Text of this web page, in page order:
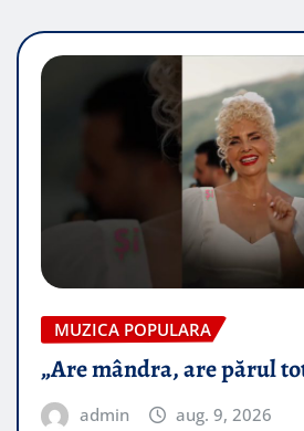
MUZICA POPULARA
„Are mândra, are părul
admin aug. 9, 2026